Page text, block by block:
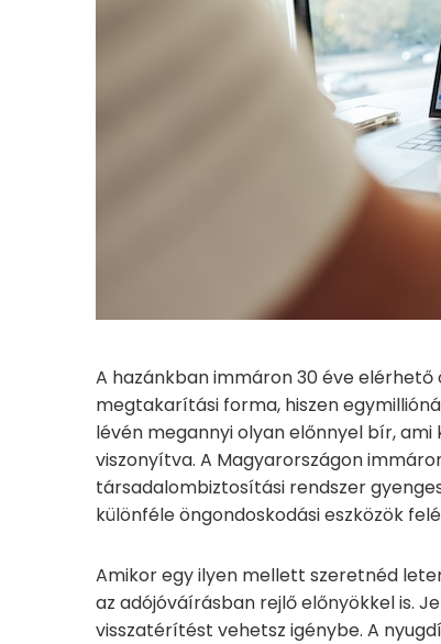
A hazánkban immáron 30 éve
megtakarítási forma, hiszen
lévén megannyi olyan előnnyel bír,
viszonyítva. A Magyarországon
társadalombiztosítási rendszer
különféle öngondoskodási eszközök
Amikor egy ilyen mellett szeretnéd
az adójóváírásban rejlő előnyökkel is.
visszatérítést vehetsz igénybe. A